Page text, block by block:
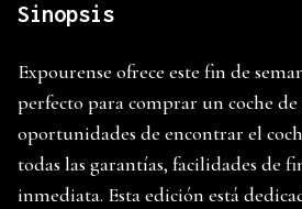
Sinopsis
Expourense ofrece este fin de
perfecto para comprar un coche de
oportunidades de encontrar el
todas las garantías, facilidades de
inmediata. Esta edición está